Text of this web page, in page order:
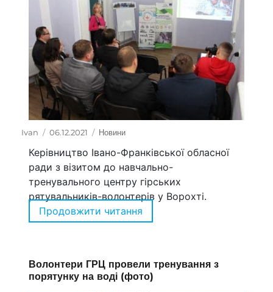
Автор
Ivan Оприлюднено
06.12.2021 Категорії
Новини
Керівництво Івано-Франківської обласної
ради з візитом до навчально-
тренувального центру гірських
рятувальників-волонтерів у Ворохті.
Продовжити читання
Волонтери ГРЦ провели тренування з
порятунку на воді (фото)